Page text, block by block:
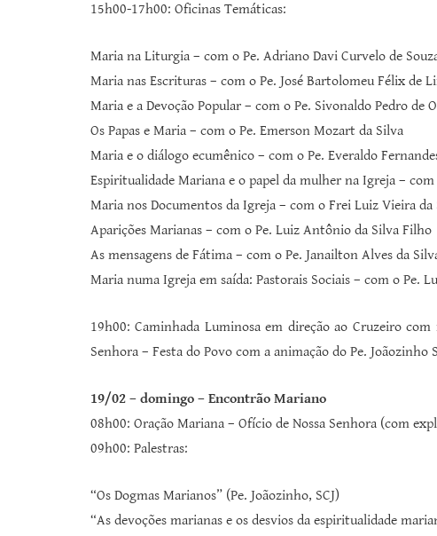
15h00-17h00: Oficinas Temáticas:
Maria na Liturgia – com o Pe. Adriano Davi Curvelo de
Maria nas Escrituras – com o Pe. José Bartolomeu Félix de
Maria e a Devoção Popular – com o Pe. Sivonaldo Pedro de
Os Papas e Maria – com o Pe. Emerson Mozart da Silva
Maria e o diálogo ecumênico – com o Pe. Everaldo
Espiritualidade Mariana e o papel da mulher na Igreja –
Maria nos Documentos da Igreja – com o Frei Luiz Vieira da
Aparições Marianas – com o Pe. Luiz Antônio da Silva Filho
As mensagens de Fátima – com o Pe. Janailton Alves da
Maria numa Igreja em saída: Pastorais Sociais – com o Pe.
19h00: Caminhada Luminosa em direção ao Cruzeiro
Senhora – Festa do Povo com a animação do Pe. Joãozinho
19/02 – domingo – Encontrão Mariano
08h00: Oração Mariana – Ofício de Nossa Senhora (com
09h00: Palestras:
“Os Dogmas Marianos” (Pe. Joãozinho, SCJ)
“As devoções marianas e os desvios da espiritualidade